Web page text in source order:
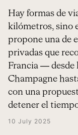
Belmond
Hay formas de
kilómetros, sino
propone una de
privadas que
Francia — desde
Champagne
con una
detener el
10 July 2025